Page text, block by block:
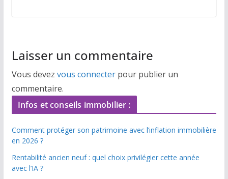
Laisser un commentaire
Vous devez vous connecterpour publier un
commentaire.
Infos et conseils immobilier :
Comment protéger son patrimoine avec l’inflation immobilière
en 2026 ?
Rentabilité ancien neuf : quel choix privilégier cette année
avec l’IA ?